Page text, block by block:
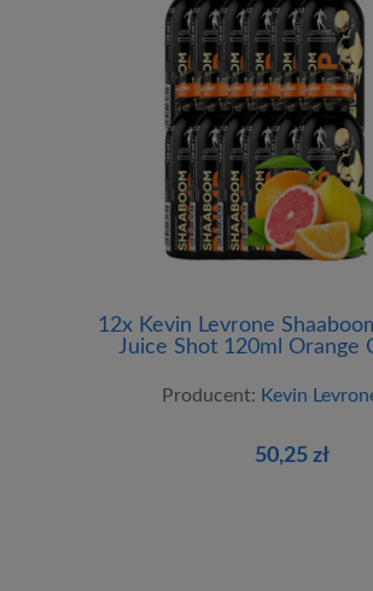
12x Kevin Levrone
Juice Shot 120ml Orange
Producent: Kevin
50,25 zł